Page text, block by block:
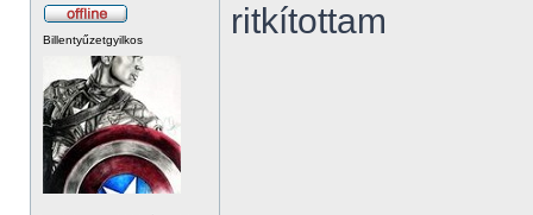
Billentyűzetgyilkos ritkítottam